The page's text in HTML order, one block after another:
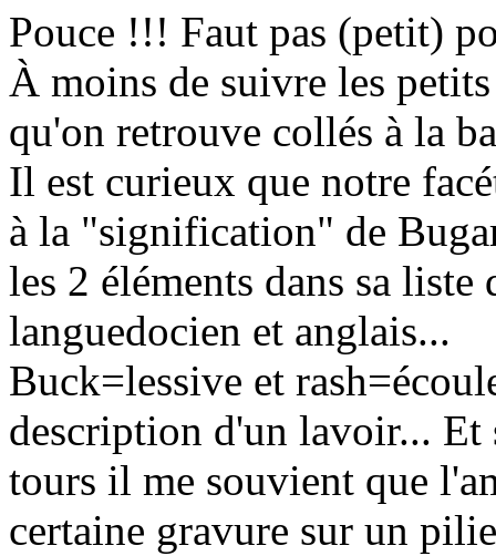
Pouce !!! Faut pas (petit)
À moins de suivre les
qu'on retrouve collés à la
Il est curieux que notre
à la "signification" de
les 2 éléments dans sa liste
languedocien et anglais...
Buck=lessive et
description d'un lavoir... Et
tours il me souvient que
certaine gravure sur un